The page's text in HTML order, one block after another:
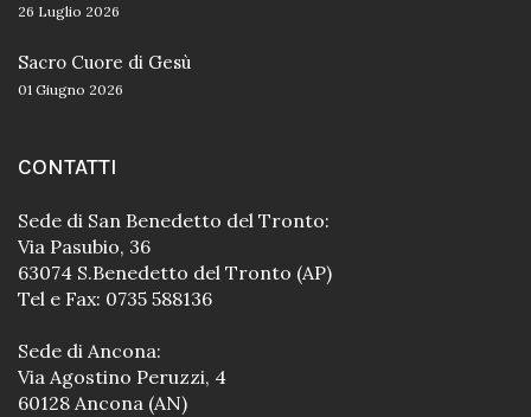
26 Luglio 2026
Sacro Cuore di Gesù
01 Giugno 2026
CONTATTI
Sede di San Benedetto del Tronto:
Via Pasubio, 36
63074 S.Benedetto del Tronto (AP)
Tel e Fax: 0735 588136
Sede di Ancona:
Via Agostino Peruzzi, 4
60128 Ancona (AN)